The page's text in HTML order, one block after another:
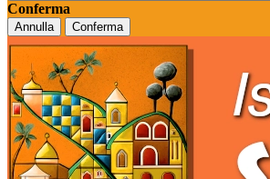
Conferma
Annulla Conferma